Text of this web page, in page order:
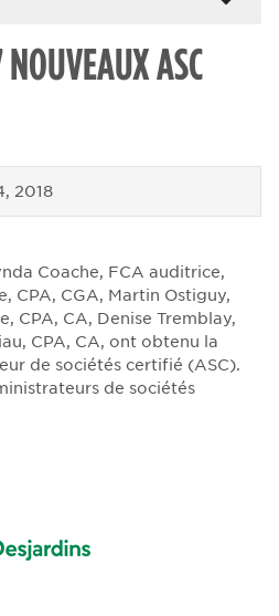
ASC
2018
Coache, FCA auditrice,
CPA, CGA, Martin Ostiguy,
CPA, CA, Denise Tremblay,
CPA, CA, ont obtenu la
de sociétés certifié (ASC).
de sociétés